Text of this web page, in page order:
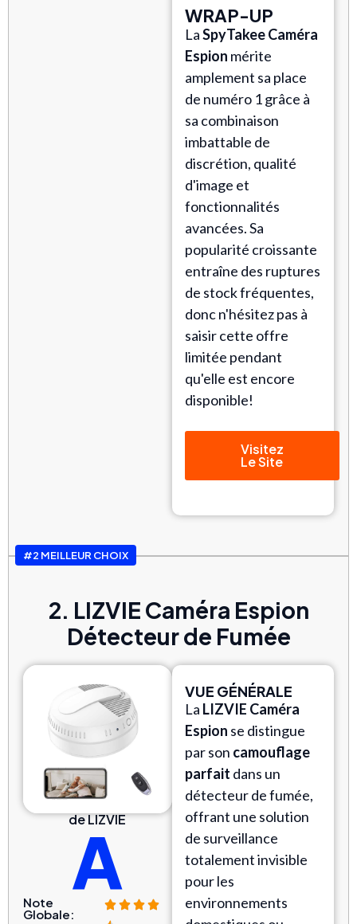
WRAP-UP
LaSpyTakee Caméra
Espion mérite
amplement sa place
de numéro 1 grâce à
sa combinaison
imbattable de
discrétion, qualité
d'image et
fonctionnalités
avancées. Sa
popularité croissante
entraîne des ruptures
de stock fréquentes,
donc n'hésitez pas à
saisir cette offre
limitée pendant
qu'elle est encore
disponible!
Visitez
Le Site
#2 MEILLEUR CHOIX
2. LIZVIE Caméra Espion
Détecteur de Fumée
de LIZVIE
A
Note
Globale:
VUE GÉNÉRALE
La LIZVIE Caméra
Espion se distingue
par son camouflage
parfait dans un
détecteur de fumée,
offrant une solution
de surveillance
totalement invisible
pour les
environnements